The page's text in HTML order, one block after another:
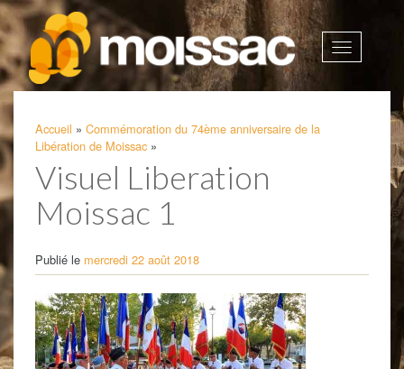
Afficher
Accueil » Commémoration du 74ème anniversaire de la
Libération de Moissac »
Visuel Liberation
Moissac 1
Publié le mercredi 22 août 2018